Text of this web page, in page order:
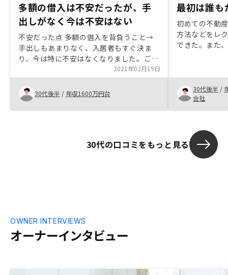
多額の借入は不安だったが、手
出しがなく今は不安はない
不安だった点 多額の借入を背負うこと→
手出しもあまりなく、入居者もすぐ決ま
り、今は特に不安はなくなりました。ご協
力頂いたので、スムーズに出来ましたが、
記入する書類などが多い。どんどんIT化し
て簡略化していくことに期待致します。
2021年02月19日
30代後半 / 年収1600万円台
最初は誰も
初めての不動
方法などをレ
できた。また
検討する際も
30代後半 /
会社
30代の口コミをもっと見る
オーナーインタビュー
OWNER INTERVIEWS